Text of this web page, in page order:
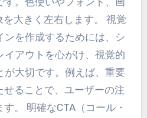
大きく左右します。 視覚
ンを作成するためには、シ
イアウトを心がけ、視覚的
が大切です。例えば、重要
せることで、ユーザーの注
。 明確なCTA（コール・